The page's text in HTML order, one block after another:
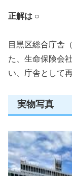
正解は ○
目黒区総合庁舎
た、生命保険会
い、庁舎として
実物写真